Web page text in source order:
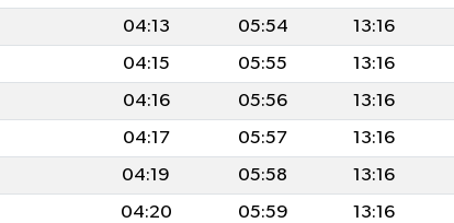
04:13 05:54 13:16
04:15 05:55 13:16
04:16 05:56 13:16
04:17 05:57 13:16
04:19 05:58 13:16
04:20 05:59 13:16